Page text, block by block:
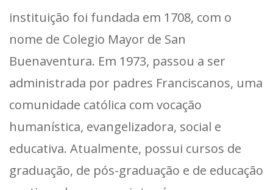
instituição foi fundada em 1708, com o
nome de Colegio Mayor de San
Buenaventura. Em 1973, passou a ser
administrada por padres Franciscanos, uma
comunidade católica com vocação
humanística, evangelizadora, social e
educativa. Atualmente, possui cursos de
graduação, de pós-graduação e de educação